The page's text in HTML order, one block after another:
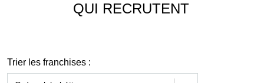
QUI RECRUTENT
Trier les franchises :